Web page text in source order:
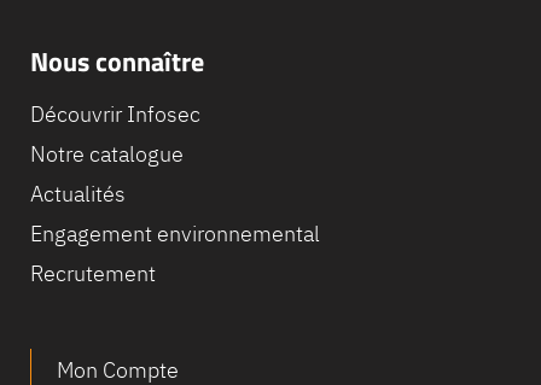
Nous connaître
Découvrir Infosec
Notre catalogue
Actualités
Engagement environnemental
Recrutement
Mon Compte